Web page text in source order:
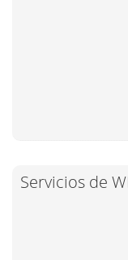
Servicios de